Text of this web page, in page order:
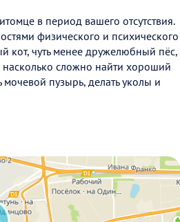
в период вашего отсутствия.
физического и психического
кот, чуть менее дружелюбный пёс,
сложно найти хороший
пузырь, делать уколы и